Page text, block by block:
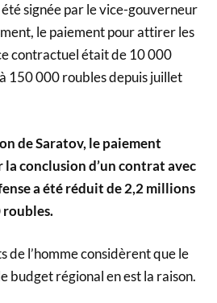
signée par le vice-gouverneur
le paiement pour attirer les
contractuel était de 10 000
150 000 roubles depuis juillet
de Saratov, le paiement
conclusion d’un contrat avec
a été réduit de 2,2 millions
roubles.
de l’homme considèrent que le
budget régional en est la raison.